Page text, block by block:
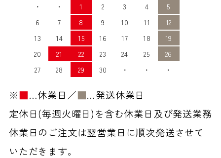
・
・ 1 2 3 4
5
6
7 8 9 10 11
12
13
14 15 16 17 18
19
20
21 22 23 24 25
26
27
28 29 30 ・ ・ ・
※■…休業日／■…発送休業日
定休日(毎週火曜日)を含む休業日及び発送業務
休業日のご注文は翌営業日に順次発送させて
いただきます。